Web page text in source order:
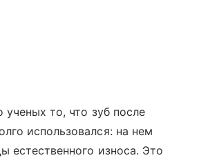
ученых то, что зуб после
использовался: на нем
естественного износа. Это